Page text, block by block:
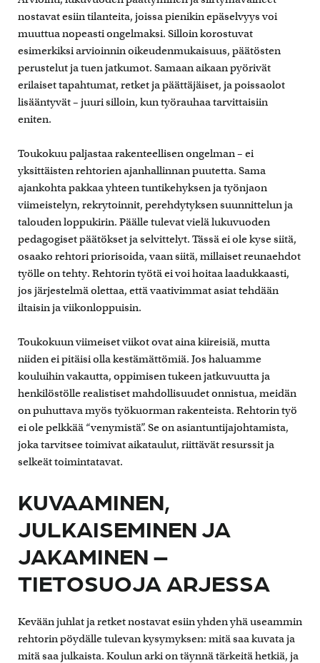
nostavat esiin tilanteita, joissa pienikin epäselvyys voi
muuttua nopeasti ongelmaksi. Silloin korostuvat
esimerkiksi arvioinnin oikeudenmukaisuus, päätösten
perustelut ja tuen jatkumot. Samaan aikaan pyörivät
erilaiset tapahtumat, retket ja päättäjäiset, ja poissaolot
lisääntyvät – juuri silloin, kun työrauhaa tarvittaisiin
eniten.
Toukokuu paljastaa rakenteellisen ongelman – ei
yksittäisten rehtorien ajanhallinnan puutetta. Sama
ajankohta pakkaa yhteen tuntikehyksen ja työnjaon
viimeistelyn, rekrytoinnit, perehdytyksen suunnittelun ja
talouden loppukirin. Päälle tulevat vielä lukuvuoden
pedagogiset päätökset ja selvittelyt. Tässä ei ole kyse siitä,
osaako rehtori priorisoida, vaan siitä, millaiset reunaehdot
työlle on tehty. Rehtorin työtä ei voi hoitaa laadukkaasti,
jos järjestelmä olettaa, että vaativimmat asiat tehdään
iltaisin ja viikonloppuisin.
Toukokuun viimeiset viikot ovat aina kiireisiä, mutta
niiden ei pitäisi olla kestämättömiä. Jos haluamme
kouluihin vakautta, oppimisen tukeen jatkuvuutta ja
henkilöstölle realistiset mahdollisuudet onnistua, meidän
on puhuttava myös työkuorman rakenteista. Rehtorin työ
ei ole pelkkää “venymistä”. Se on asiantuntijajohtamista,
joka tarvitsee toimivat aikataulut, riittävät resurssit ja
selkeät toimintatavat.
KUVAAMINEN,
JULKAISEMINEN JA
JAKAMINEN –
TIETOSUOJA ARJESSA
Kevään juhlat ja retket nostavat esiin yhden yhä useammin
rehtorin pöydälle tulevan kysymyksen: mitä saa kuvata ja
mitä saa julkaista. Koulun arki on täynnä tärkeitä hetkiä, ja